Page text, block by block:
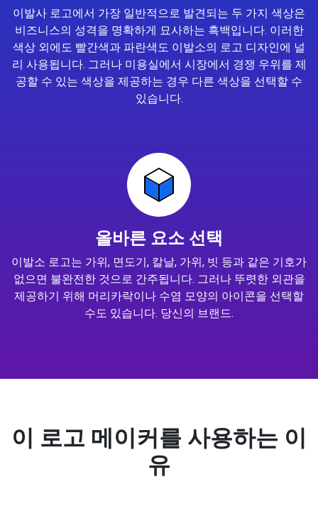
이발사 로고에서 가장 일반적으로 발견되는 두 가지 색상은
비즈니스의 성격을 명확하게 묘사하는 흑백입니다. 이러한
색상 외에도 빨간색과 파란색도 이발소의 로고 디자인에 널
리 사용됩니다. 그러나 미용실에서 시장에서 경쟁 우위를 제
공할 수 있는 색상을 제공하는 경우 다른 색상을 선택할 수
있습니다.
올바른 요소 선택
이발소 로고는 가위, 면도기, 칼날, 가위, 빗 등과 같은 기호가
없으면 불완전한 것으로 간주됩니다. 그러나 뚜렷한 외관을
제공하기 위해 머리카락이나 수염 모양의 아이콘을 선택할
수도 있습니다. 당신의 브랜드.
이 로고 메이커를 사용하는 이
유